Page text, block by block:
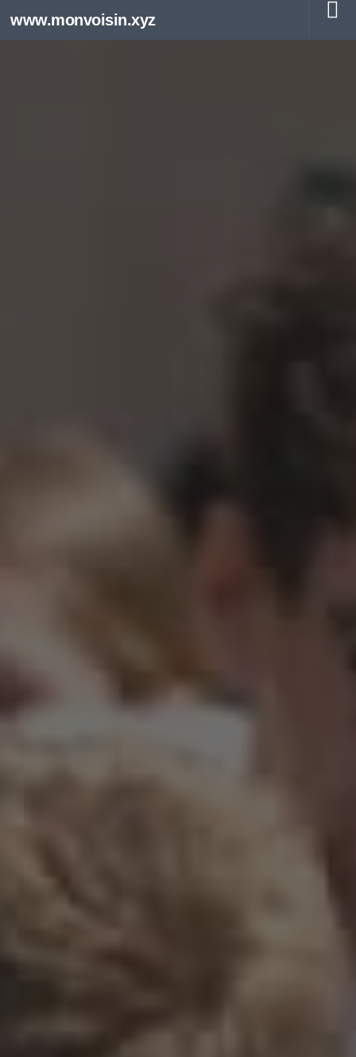
Au dessous du contenu
www.monvoisin.xyz